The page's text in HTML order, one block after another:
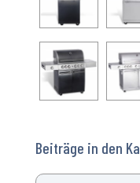
Beiträge in den